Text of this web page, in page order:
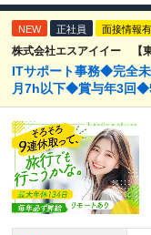
NEW 正社員 面接情報有
株式会社エスアイイー 【
ITサポート事務◆完全
月7h以下◆賞与年3回